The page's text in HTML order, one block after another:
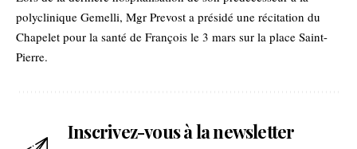
polyclinique Gemelli, Mgr Prevost a présidé une récitation du
Chapelet pour la santé de François le 3 mars sur la place Saint-
Pierre.
Inscrivez-vous à la newsletter